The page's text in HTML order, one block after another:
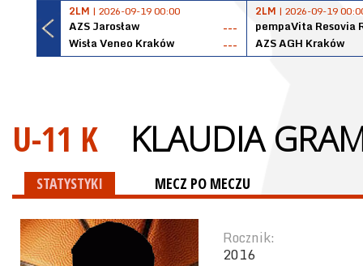
2LM | 2026-09-19 00:00
AZS Jarosław
---
Wisła Veneo Kraków
---
2LM | 2026-09-19
pempaVita Resovia
AZS AGH Kraków
U-11 K KLAUDIA
STATYSTYKI MECZ PO MECZU
Rocznik:
2016